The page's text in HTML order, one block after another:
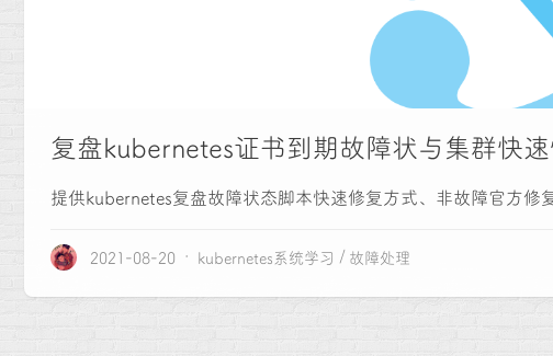
复盘kubernetes证书到期故障状与集群快速
提供kubernetes复盘故障状态脚本快速修复方式、非故障官方修
2021-08-20 kubernetes系统学习 故障处理